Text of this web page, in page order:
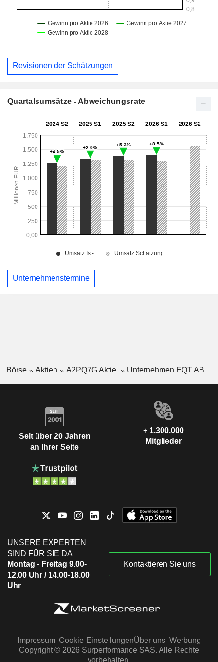
Revisionen der Schätzungen
Quartalsumsätze - Abweichungsrate
Unternehmenstermine
Börse Aktien A2PQ7G Aktie Unternehmen EQT AB
Seit über 20 Jahren
an Ihrer Seite
+ 1.300.000
Mitglieder
UNSERE EXPERTEN
SIND FÜR SIE DA
Montag - Freitag 9.00-
12.00 Uhr / 14.00-18.00
Uhr
Kontaktieren Sie uns
Impressum Cookie-EinstellungenÜber uns Werbung
Copyright © 2026 Surperformance SAS. Alle Rechte
vorbehalten.